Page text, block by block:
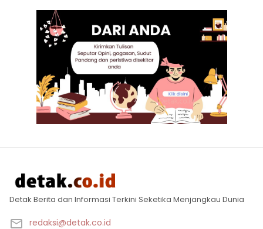
Detak Berita dan Informasi Terkini Seketika Menjangkau Dunia
redaksi@detak.co.id